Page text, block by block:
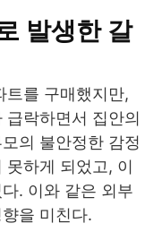
발생한 갈
트를 구매했지만,
급락하면서 집안의
의 불안정한 감정
못하게 되었고, 이
. 이와 같은 외부
을 미친다.